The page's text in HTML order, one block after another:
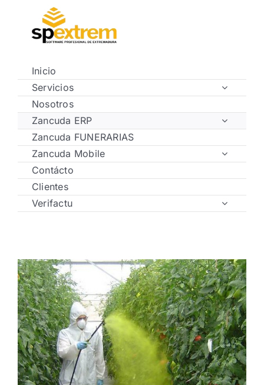
contenido
Inicio
Servicios
Nosotros
Zancuda ERP
Zancuda FUNERARIAS
Zancuda Mobile
Contácto
Clientes
Verifactu